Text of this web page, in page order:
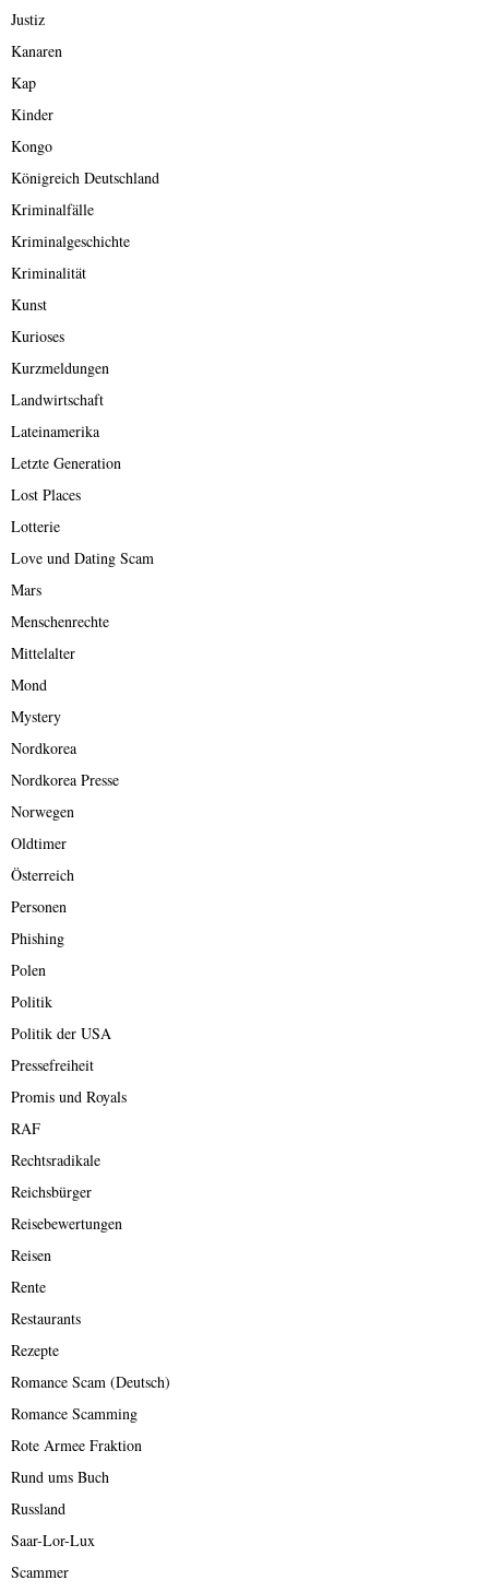
Justiz
Kanaren
Kap
Kinder
Kongo
Königreich Deutschland
Kriminalfälle
Kriminalgeschichte
Kriminalität
Kunst
Kurioses
Kurzmeldungen
Landwirtschaft
Lateinamerika
Letzte Generation
Lost Places
Lotterie
Love und Dating Scam
Mars
Menschenrechte
Mittelalter
Mond
Mystery
Nordkorea
Nordkorea Presse
Norwegen
Oldtimer
Österreich
Personen
Phishing
Polen
Politik
Politik der USA
Pressefreiheit
Promis und Royals
RAF
Rechtsradikale
Reichsbürger
Reisebewertungen
Reisen
Rente
Restaurants
Rezepte
Romance Scam (Deutsch)
Romance Scamming
Rote Armee Fraktion
Rund ums Buch
Russland
Saar-Lor-Lux
Scammer